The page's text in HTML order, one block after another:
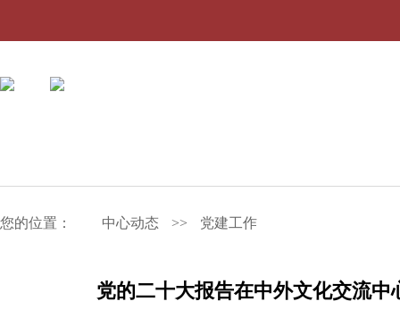
您的位置： 中心动态 >> 党建工作
党的二十大报告在中外文化交流